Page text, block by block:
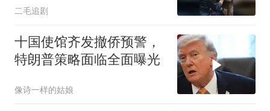
二毛追剧
十国使馆齐发撤侨预警，
特朗普策略面临全面曝光
像诗一样的姑娘